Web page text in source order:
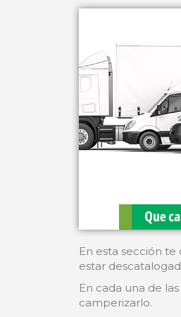
En esta sección
estar
En cada una de
camperizarlo.